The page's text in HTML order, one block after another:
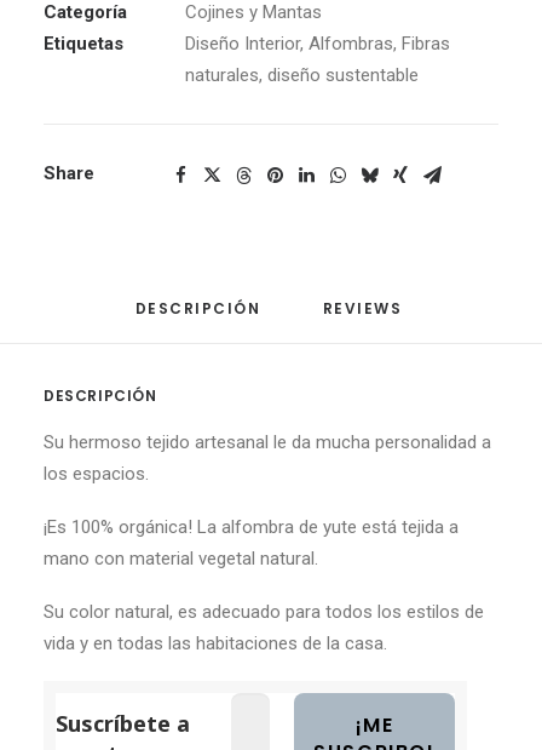
Categoría
Cojines y Mantas
Etiquetas
Diseño Interior, Alfombras, Fibras
naturales, diseño sustentable
Share
DESCRIPCIÓN REVIEWS
DESCRIPCIÓN
Su hermoso tejido artesanal le da mucha personalidad a
los espacios.
¡Es 100% orgánica! La alfombra de yute está tejida a
mano con material vegetal natural.
Su color natural, es adecuado para todos los estilos de
vida y en todas las habitaciones de la casa.
Suscríbete a